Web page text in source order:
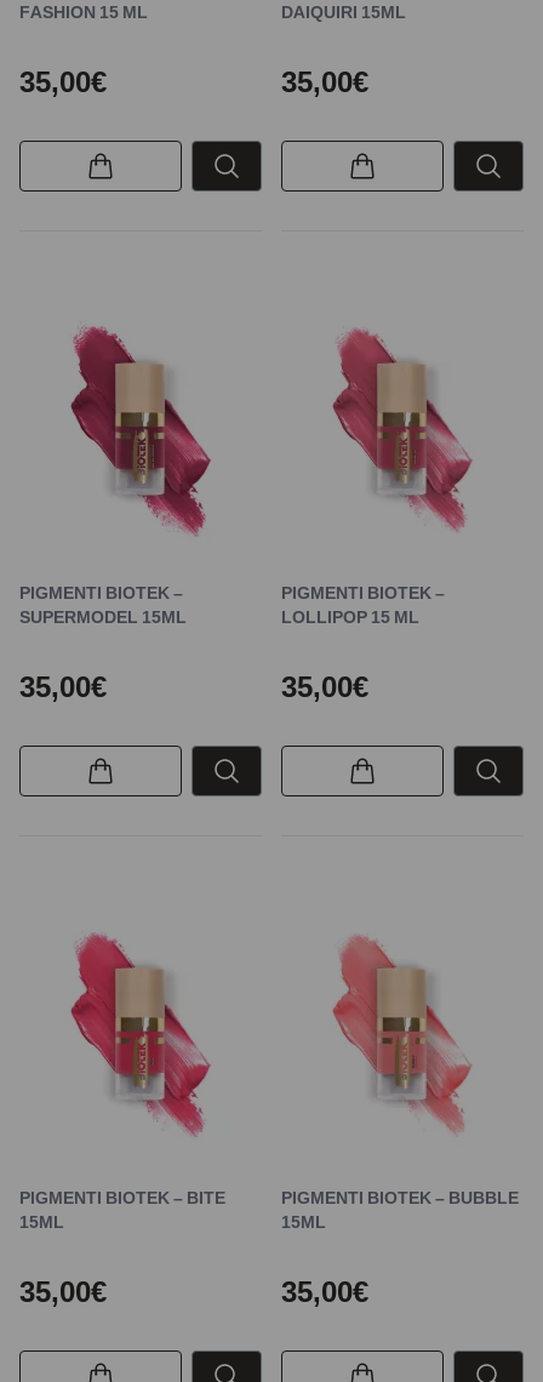
FASHION 15 ML
35,00€
DAIQUIRI 15ML
35,00€
PIGMENTI BIOTEK –
SUPERMODEL 15ML
35,00€
PIGMENTI BIOTEK –
LOLLIPOP 15 ML
35,00€
PIGMENTI BIOTEK – BITE
15ML
35,00€
PIGMENTI BIOTEK – BUBBLE
15ML
35,00€